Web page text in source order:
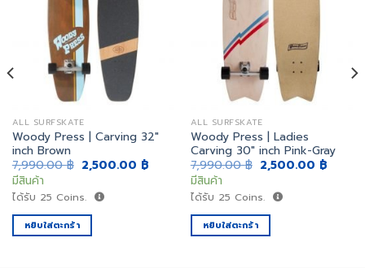
ALL SURFSKATE
Woody Press | Carving 32″
inch Brown
7,990.00฿ Original
price
7,990.00 ฿.
2,500.00 ฿Current
2,500.00 ฿.
มีสินค้า
ได้รับ 25 Coins.
หยิบใส่ตะกร้า
ALL SURFSKATE
Woody Press | Ladies
Carving 30″ inch Pink-Gray
7,990.00฿ Original
price
7,990.00 ฿.
2,500.00 ฿
มีสินค้า
ได้รับ 25 Coins.
หยิบใส่ตะกร้า
฿.